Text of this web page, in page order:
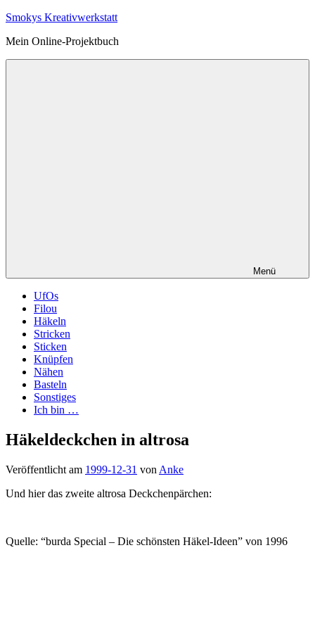
Zum
springen
Smokys Kreativwerkstatt
Mein Online-Projektbuch
Menü
UfOs
Filou
Häkeln
Stricken
Sticken
Knüpfen
Nähen
Basteln
Sonstiges
Ich bin …
Häkeldeckchen in altrosa
Veröffentlicht am 1999-12-31 von Anke
Und hier das zweite altrosa Deckchenpärchen:
Quelle: “burda Special – Die schönsten Häkel-Ideen” von 1996